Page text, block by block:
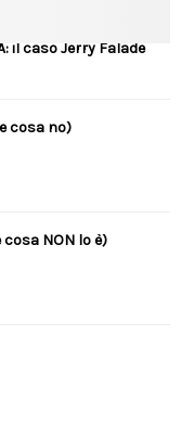
il caso Jerry Falade
cosa no)
NON lo è)